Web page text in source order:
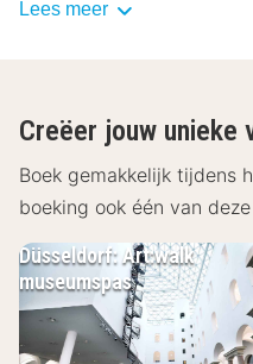
ontvangt. De naam van
uur voor aankomst en
reserveert ontvang je
Veel plezier in het
Faciliteiten Secret
Düsseldorf
Lees meer
Creëer jouw unieke
Boek gemakkelijk tijdens
boeking ook één van deze
Düsseldorf: Art:walk
museumspas